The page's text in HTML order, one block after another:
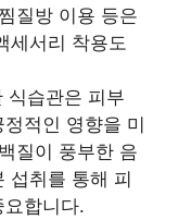
질방 이용 등은
세서리 착용도
식습관은 피부
적인 영향을 미
질이 풍부한 음
섭취를 통해 피
합니다.